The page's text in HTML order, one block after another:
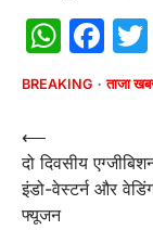
BREAKING ताजा
Post
navigation
⟵
दो दिवसीय
इंडो-वेस्टर्न और
फ्यूजन